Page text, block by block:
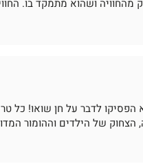
מהחוויה ושהוא מתמקד בו.
הפסיקו לדבר על חן שואו! כל
הצחוק של הילדים וההומור